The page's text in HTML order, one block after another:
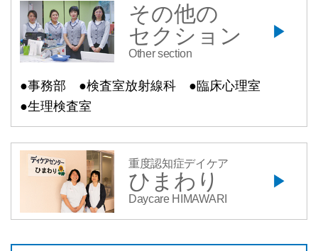
その他の
セクション
Other section
●事務部 ●検査室放射線科
●臨床心理室
●生理検査室
重度認知症デイケア
ひまわり
Daycare HIMAWARI